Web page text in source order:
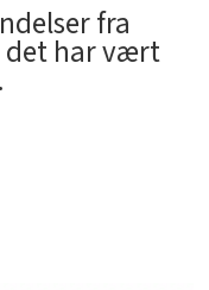
fra
det har vært